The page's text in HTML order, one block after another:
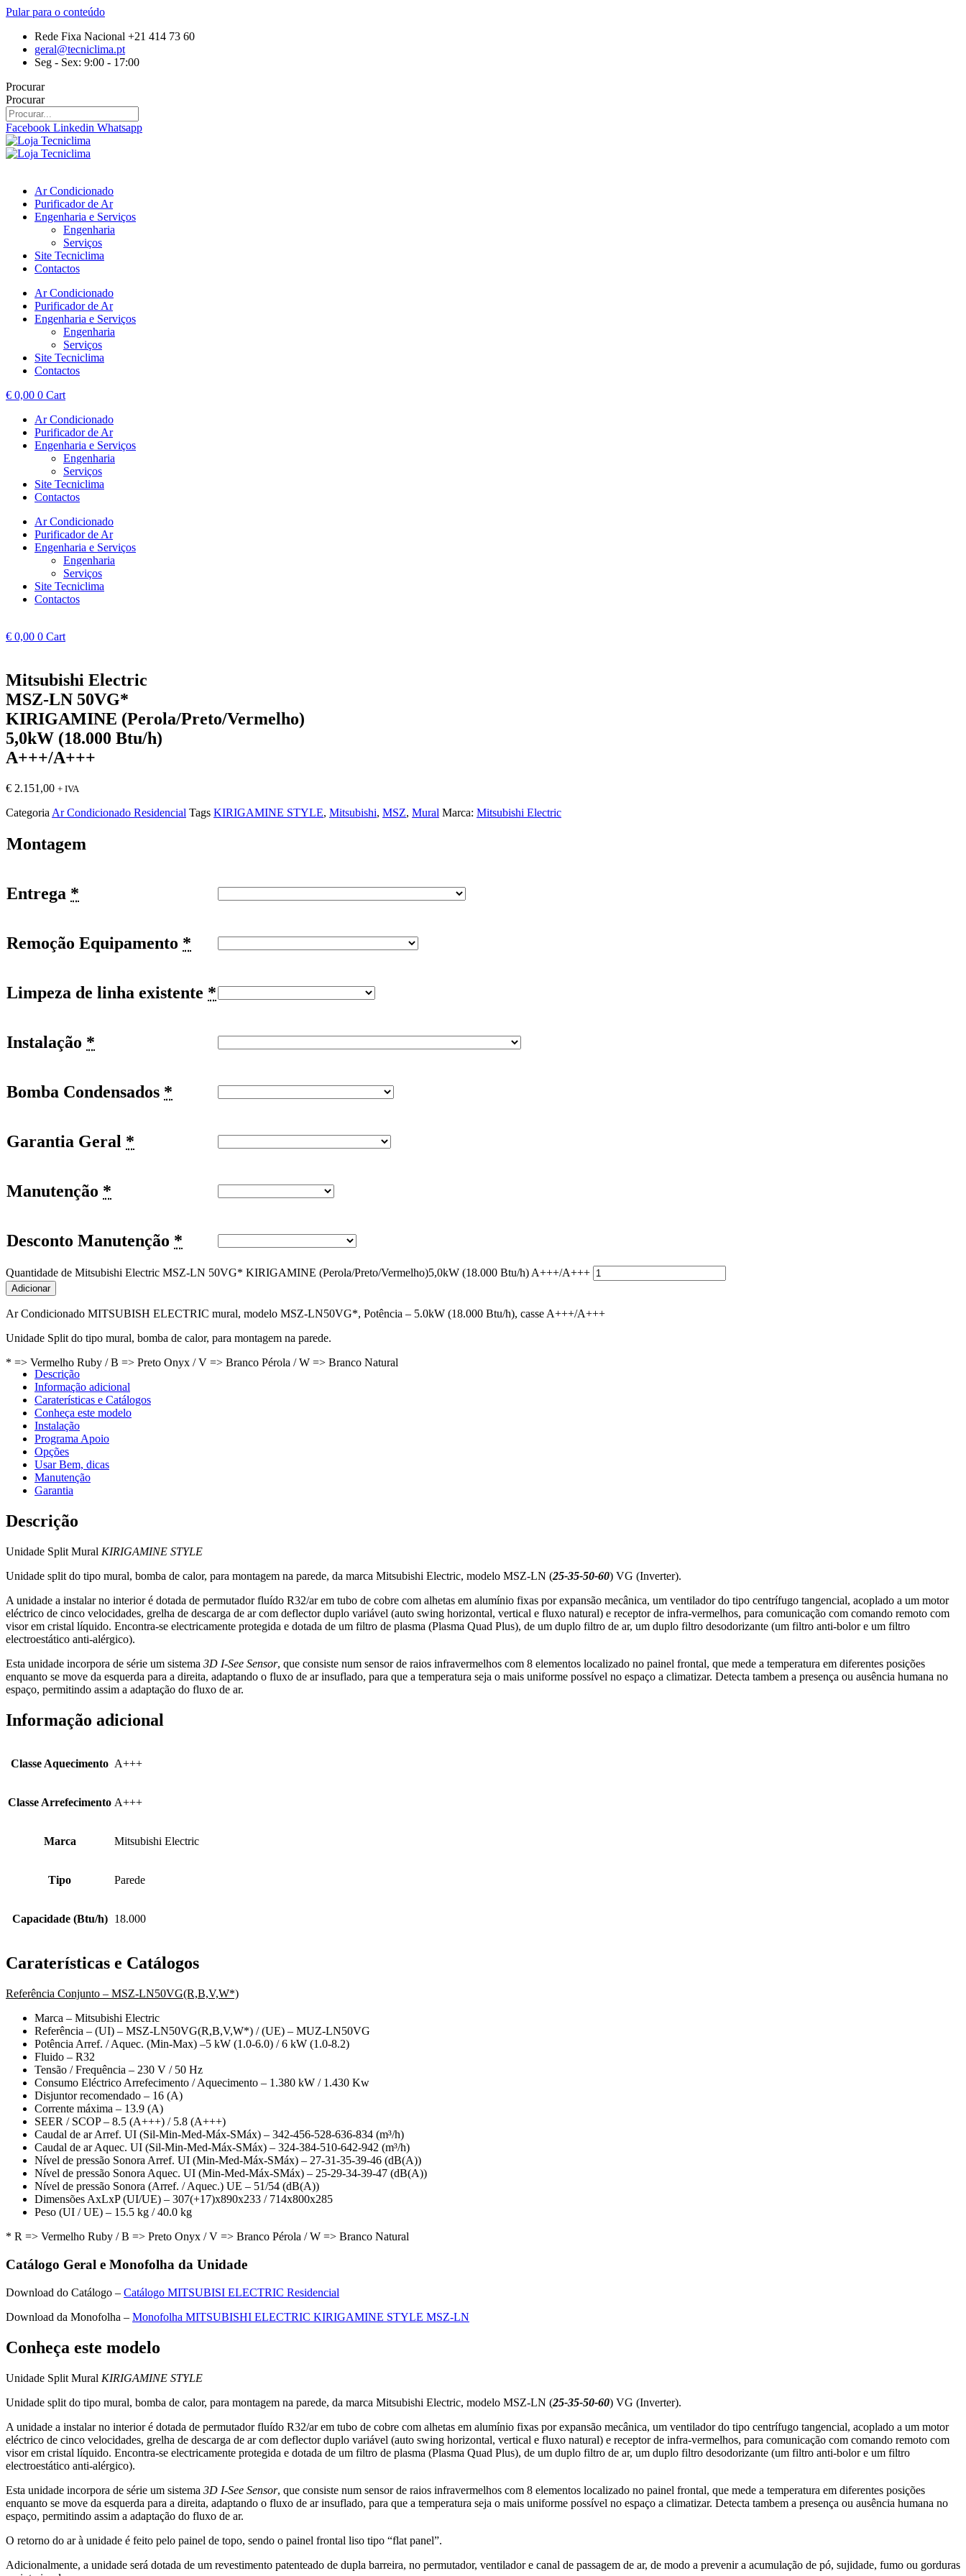
Pular para o conteúdo
Rede Fixa Nacional +21 414 73 60
geral@tecniclima.pt
Seg - Sex: 9:00 - 17:00
Procurar
Procurar
Facebook Linkedin Whatsapp
Ar Condicionado
Purificador de Ar
Engenharia e Serviços
Engenharia
Serviços
Site Tecniclima
Contactos
Ar Condicionado
Purificador de Ar
Engenharia e Serviços
Engenharia
Serviços
Site Tecniclima
Contactos
€ 0,00 0 Cart
Ar Condicionado
Purificador de Ar
Engenharia e Serviços
Engenharia
Serviços
Site Tecniclima
Contactos
Ar Condicionado
Purificador de Ar
Engenharia e Serviços
Engenharia
Serviços
Site Tecniclima
Contactos
€ 0,00 0 Cart
Mitsubishi Electric
MSZ-LN 50VG*
KIRIGAMINE (Perola/Preto/Vermelho)
5,0kW (18.000 Btu/h)
A+++/A+++
€ 2.151,00 + IVA
Categoria Ar Condicionado Residencial Tags KIRIGAMINE STYLE, Mitsubishi, MSZ, Mural Marca: Mitsubishi Electric
Montagem
Entrega *
Remoção Equipamento *
Limpeza de linha existente *
Instalação *
Bomba Condensados *
Garantia Geral *
Manutenção *
Desconto Manutenção *
Quantidade de Mitsubishi Electric MSZ-LN 50VG* KIRIGAMINE (Perola/Preto/Vermelho)5,0kW (18.000 Btu/h) A+++/A+++
Adicionar
Ar Condicionado MITSUBISH ELECTRIC mural, modelo MSZ-LN50VG*, Potência – 5.0kW (18.000 Btu/h), casse A+++/A+++
Unidade Split do tipo mural, bomba de calor, para montagem na parede.
* => Vermelho Ruby / B => Preto Onyx / V => Branco Pérola / W => Branco Natural
Descrição
Informação adicional
Caraterísticas e Catálogos
Conheça este modelo
Instalação
Programa Apoio
Opções
Usar Bem, dicas
Manutenção
Garantia
Descrição
Unidade Split Mural KIRIGAMINE STYLE
Unidade split do tipo mural, bomba de calor, para montagem na parede, da marca Mitsubishi Electric, modelo MSZ-LN (25-35-50-60) VG (Inverter).
A unidade a instalar no interior é dotada de permutador fluído R32/ar em tubo de cobre com alhetas em alumínio fixas por expansão mecânica, um ventilador do tipo centrífugo tangencial, acoplado a um motor
eléctrico de cinco velocidades, grelha de descarga de ar com deflector duplo variável (auto swing horizontal, vertical e fluxo natural) e receptor de infra-vermelhos, para comunicação com comando remoto com
visor em cristal líquido. Encontra-se electricamente protegida e dotada de um filtro de plasma (Plasma Quad Plus), de um duplo filtro de ar, um duplo filtro desodorizante (um filtro anti-bolor e um filtro
electroestático anti-alérgico).
Esta unidade incorpora de série um sistema 3D I-See Sensor, que consiste num sensor de raios infravermelhos com 8 elementos localizado no painel frontal, que mede a temperatura em diferentes posições
enquanto se move da esquerda para a direita, adaptando o fluxo de ar insuflado, para que a temperatura seja o mais uniforme possível no espaço a climatizar. Detecta tambem a presença ou ausência humana no
espaço, permitindo assim a adaptação do fluxo de ar.
Informação adicional
Classe Aquecimento A+++
Classe Arrefecimento A+++
Marca Mitsubishi Electric
Tipo Parede
Capacidade (Btu/h) 18.000
Caraterísticas e Catálogos
Referência Conjunto – MSZ-LN50VG(R,B,V,W*)
Marca – Mitsubishi Electric
Referência – (UI) – MSZ-LN50VG(R,B,V,W*) / (UE) – MUZ-LN50VG
Potência Arref. / Aquec. (Min-Max) –5 kW (1.0-6.0) / 6 kW (1.0-8.2)
Fluido – R32
Tensão / Frequência – 230 V / 50 Hz
Consumo Eléctrico Arrefecimento / Aquecimento – 1.380 kW / 1.430 Kw
Disjuntor recomendado – 16 (A)
Corrente máxima – 13.9 (A)
SEER / SCOP – 8.5 (A+++) / 5.8 (A+++)
Caudal de ar Arref. UI (Sil-Min-Med-Máx-SMáx) – 342-456-528-636-834 (m³/h)
Caudal de ar Aquec. UI (Sil-Min-Med-Máx-SMáx) – 324-384-510-642-942 (m³/h)
Nível de pressão Sonora Arref. UI (Min-Med-Máx-SMáx) – 27-31-35-39-46 (dB(A))
Nível de pressão Sonora Aquec. UI (Min-Med-Máx-SMáx) – 25-29-34-39-47 (dB(A))
Nível de pressão Sonora (Arref. / Aquec.) UE – 51/54 (dB(A))
Dimensões AxLxP (UI/UE) – 307(+17)x890x233 / 714x800x285
Peso (UI / UE) – 15.5 kg / 40.0 kg
* R => Vermelho Ruby / B => Preto Onyx / V => Branco Pérola / W => Branco Natural
Catálogo Geral e Monofolha da Unidade
Download do Catálogo – Catálogo MITSUBISI ELECTRIC Residencial
Download da Monofolha – Monofolha MITSUBISHI ELECTRIC KIRIGAMINE STYLE MSZ-LN
Conheça este modelo
Unidade Split Mural KIRIGAMINE STYLE
Unidade split do tipo mural, bomba de calor, para montagem na parede, da marca Mitsubishi Electric, modelo MSZ-LN (25-35-50-60) VG (Inverter).
A unidade a instalar no interior é dotada de permutador fluído R32/ar em tubo de cobre com alhetas em alumínio fixas por expansão mecânica, um ventilador do tipo centrífugo tangencial, acoplado a um motor
eléctrico de cinco velocidades, grelha de descarga de ar com deflector duplo variável (auto swing horizontal, vertical e fluxo natural) e receptor de infra-vermelhos, para comunicação com comando remoto com
visor em cristal líquido. Encontra-se electricamente protegida e dotada de um filtro de plasma (Plasma Quad Plus), de um duplo filtro de ar, um duplo filtro desodorizante (um filtro anti-bolor e um filtro
electroestático anti-alérgico).
Esta unidade incorpora de série um sistema 3D I-See Sensor, que consiste num sensor de raios infravermelhos com 8 elementos localizado no painel frontal, que mede a temperatura em diferentes posições
enquanto se move da esquerda para a direita, adaptando o fluxo de ar insuflado, para que a temperatura seja o mais uniforme possível no espaço a climatizar. Detecta tambem a presença ou ausência humana no
espaço, permitindo assim a adaptação do fluxo de ar.
O retorno do ar à unidade é feito pelo painel de topo, sendo o painel frontal liso tipo “flat panel”.
Adicionalmente, a unidade será dotada de um revestimento patenteado de dupla barreira, no permutador, ventilador e canal de passagem de ar, de modo a prevenir a acumulação de pó, sujidade, fumo ou gorduras